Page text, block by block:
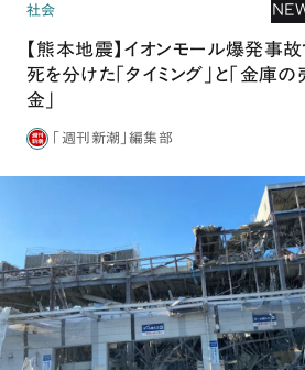
社会
【熊本地震】イオンモール爆発事
死を分けた「タイミング」と「金庫の
金」
「週刊新潮」編集部